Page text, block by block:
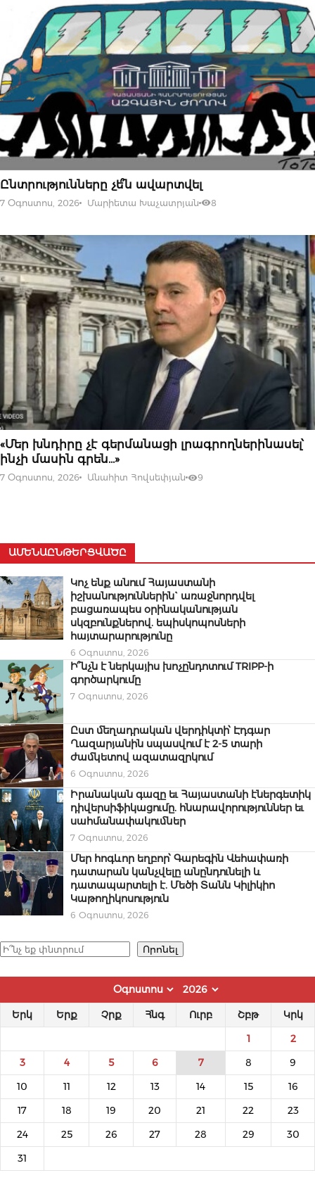
07 ՕԳՈՍՏՈՍԻ, 2026
Ընտրությունները չե՞ն ավարտվել
7 Օգոստոս, 2026 Մարիետա Խաչատրյան 8
07 ՕԳՈՍՏՈՍԻ, 2026
«Մեր խնդիրը չէ գերմանացի լրագրողներինասել՝
ինչի մասին գրեն…»
7 Օգոստոս, 2026 Անահիտ Հովսեփյան 9
ԱՄԵՆԱԸՆԹԵՐՑՎԱԾԸ
Կոչ ենք անում Հայաստանի
իշխանություններին` առաջնորդվել
բացառապես օրինականության
սկզբունքներով. եպիսկոպոսների
հայտարարությունը
6 Օգոստոս, 2026
Ի՞նչն է ներկայիս խոչընդոտում TRIPP-ի
գործարկումը
7 Օգոստոս, 2026
Ըստ մեղադրական վերդիկտի՝ Էդգար
Ղազարյանին սպասվում է 2-5 տարի
ժամկետով ազատազրկում
6 Օգոստոս, 2026
Իրանական գազը եւ Հայաստանի էներգետիկ
դիվերսիֆիկացումը. հնարավորություններ եւ
սահմանափակումներ
7 Օգոստոս, 2026
Մեր հոգևոր եղբոր՝ Գարեգին Վեհափառի
դատարան կանչվելը անընդունելի և
դատապարտելի է. Մեծի Տանն Կիլիկիո
Կաթողիկոսություն
6 Օգոստոս, 2026
Որոնել Որոնել
Երկ Երք Չրք Հնգ Ուրբ Շբթ Կրկ
1 2
3 4 5 6 7 8 9
10 11 12 13 14 15 16
17 18 19 20 21 22 23
24 25 26 27 28 29 30
31